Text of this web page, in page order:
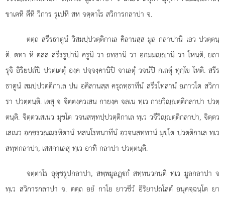
ขาเตหิ ตีหิ วิการ รูเปหิ สห จตฺตาโร สวิการกลาปา จ.
ตตฺถสรีรธาตูนํ วิสมปฺปวตฺติกาเล คิลานสฺส มูล กลาปานิ เอว ปวตฺตนฺ
ติ. ตทา หิ ตสฺส สรีรรูปานิ ครูนิ วา ถทฺธานิ วา อกมฺมฺานิ วา โหนฺติ, ยถา
รุจิ อิริยปถํปิ ปวตฺเตตุํ องฺค ปจฺจงฺคานิปิ จาเลตุํ วจนํปิ กเถตุํ ทุกฺโข โหติ. สรีร
ธาตูนํ สมปฺปวตฺติกาเล ปน อคิลานสฺส ครุถทฺธาทีนํ สรีรโทสานํ อภาวโต สวิกา
รา ปวตฺตนฺติ. เตสุ จ จิตฺตงฺควเสน กายงฺค จลเน ทฺเว กายวิฺตฺติกลาปา ปวตฺ
ตนฺติ. จิตฺตวเสเนว มุขโต วจนสทฺทปฺปวตฺติกาเล ทฺเว วจีวิฺตฺติกลาปา, จิตฺตว
เสเนว อกฺขรวณฺณรหิตานํ หสนโรทนาทีนํ อวจนสทฺทานํ มุขโต ปวตฺติกาเล ทฺเว
สทฺทกลาปา, เสสกาเลสุ ทฺเว อาทิ กลาปา ปวตฺตนฺติ.
จตฺตาโร อุตุชรูปกลาปา, สพฺพมูลฏฺกํ สทฺทนวกนฺติ ทฺเว มูลกลาปา จ
ทฺเว สวิการกลาปา จ. ตตฺถ อยํ กาโย ยาวชีวํ อิริยาปถโสตํ อนุคจฺฉนฺโต ยา